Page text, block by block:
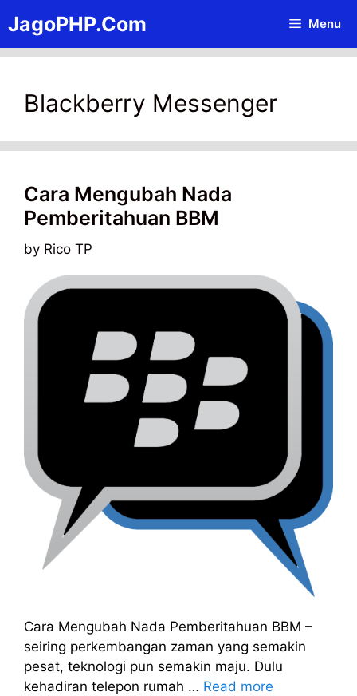
to
content
JagoPHP.Com Menu
Blackberry Messenger
Cara Mengubah Nada
Pemberitahuan BBM
by Rico TP
Cara Mengubah Nada Pemberitahuan BBM –
seiring perkembangan zaman yang semakin
pesat, teknologi pun semakin maju. Dulu
kehadiran telepon rumah … Read more